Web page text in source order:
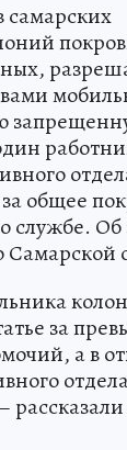
самарских
общее
службе.
за
а в